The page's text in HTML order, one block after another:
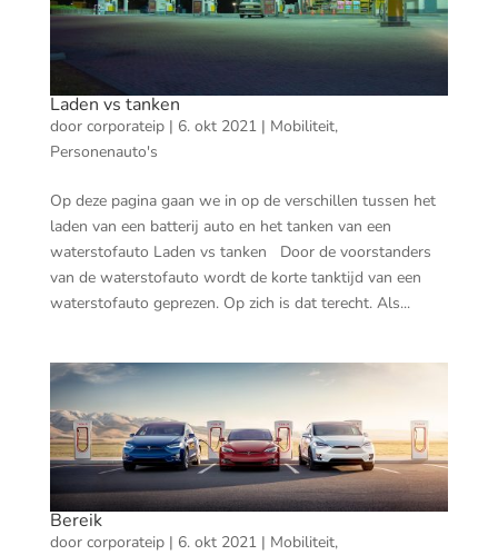
Laden vs tanken
door corporateip| 6. okt 2021| Mobiliteit,
Personenauto's
Op deze pagina gaan we in op de verschillen tussen het
laden van een batterij auto en het tanken van een
waterstofauto Laden vs tanken Door de voorstanders
van de waterstofauto wordt de korte tanktijd van een
waterstofauto geprezen. Op zich is dat terecht. Als...
Bereik
door corporateip| 6. okt 2021| Mobiliteit,